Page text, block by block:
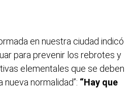
en nuestra ciudad indicó
para prevenir los rebrotes y
elementales que se deben
nueva normalidad”: “Hay que